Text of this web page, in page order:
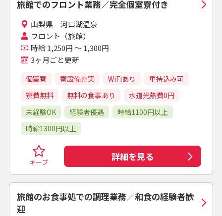
旅館でのフロント業務／完全個室寮付き
山梨県 河口湖温泉
フロント（旅館）
時給 1,250円 ～ 1,300円
3ヶ月ごと更新
個室寮 寮設備充実 WiFiあり
車持込み可
寮費無料
無料の食事あり
水道光熱費0円
未経験OK
経験者優遇
時給1100円以上
時給1300円以上
キープ 詳細を見る
旅館のお食事処での調理業務／和食の経験者歓
迎